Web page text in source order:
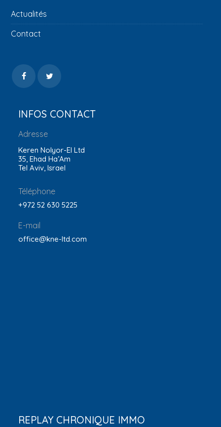
Actualités
Contact
INFOS CONTACT
Adresse
Keren Nolyor-El Ltd
35, Ehad Ha’Am
Tel Aviv, Israel
Téléphone
+972 52 630 5225
E-mail
office@kne-ltd.com
REPLAY CHRONIQUE IMMO